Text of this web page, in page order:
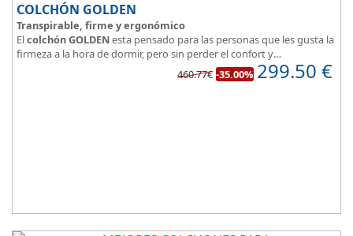
COLCHÓN GOLDEN
Transpirable, firme y ergonómico
Elcolchón GOLDENesta pensado para las personas que les gusta la
firmeza a la hora de dormir, pero sin perder el confort y
adaptabilidad que nos ofrece la viscoelástica.
Su excelente diseño, suave tejido e independencia de lechos,
460.77€ -35.00% 299.50 €